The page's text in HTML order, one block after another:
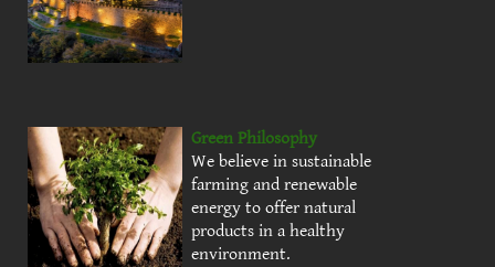
Green Philosophy
We believe in sustainable
farming and renewable
energy to offer natural
products in a healthy
environment.